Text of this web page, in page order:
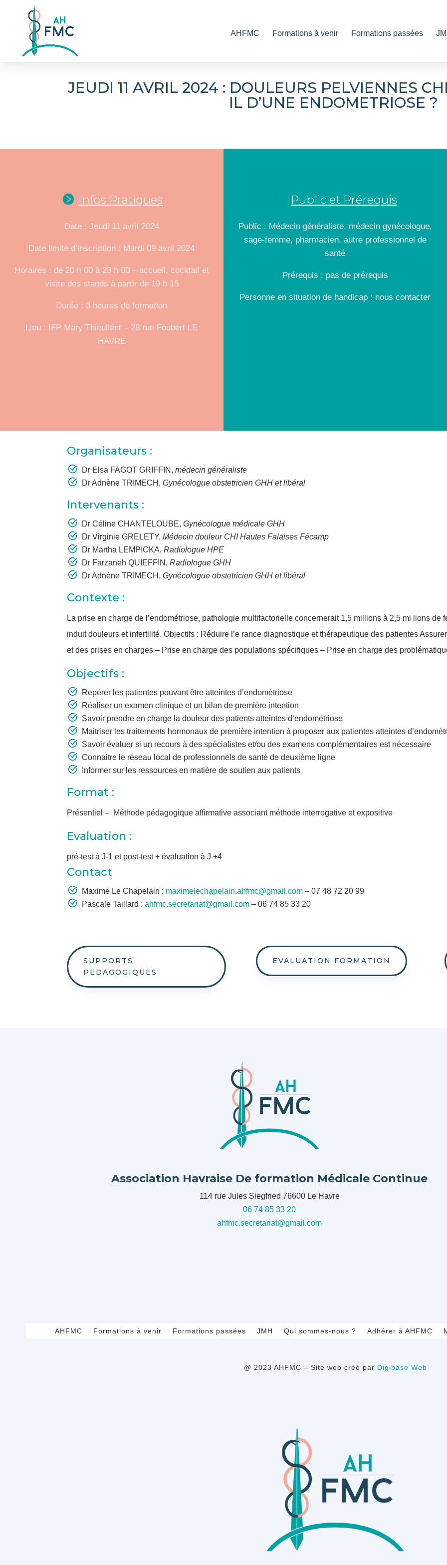
AHFMC Formations à venir Formations passées
JEUDI 11 AVRIL 2024 : DOULEURS PELVIENNES
IL D’UNE ENDOMETRIOSE ?
Infos Pratiques
Date : Jeudi 11 avril 2024
Date limite d’inscription : Mardi 09 avril 2024
Horaires : de 20 h 00 à 23 h 00 – accueil, cocktail et
visite des stands à partir de 19 h 15
Durée : 3 heures de formation
Lieu : IFP Mary Thieullent – 28 rue Foubert LE
HAVRE
Public et Prérequis
Public : Médecin généraliste, médecin gynécologue,
sage-femme, pharmacien, autre professionnel de
santé
Prérequis : pas de prérequis
Personne en situation de handicap : nous contacter
Organisateurs :
Dr Elsa FAGOT GRIFFIN,médecin généraliste
Dr Adnène TRIMECH,Gynécologue obstetricien GHH et libéral
Intervenants :
Dr Céline CHANTELOUBE, Gynécologue médicale GHH
Dr Virginie GRELETY,Médecin douleur CHI Hautes Falaises Fécamp
Dr Martha LEMPICKA,Radiologue HPE
Dr Farzaneh QUIEFFIN,Radiologue GHH
Dr Adnène TRIMECH,Gynécologue obstetricien GHH et libéral
Contexte :
La prise en charge de l’endométriose, pathologie multifactorielle concernerait 1,5 millions à 2,5 mi lions de
induit douleurs et infertilité. Objectifs : Réduire l’e rance diagnostique et thérapeutique des patientes
et des prises en charges – Prise en charge des populations spécifiques – Prise en charge des
Objectifs :
Repérer les patientes pouvant être atteintes d’endométriose
Réaliser un examen clinique et un bilan de première intention
Savoir prendre en charge la douleur des patients atteintes d’endométriose
Maitriser les traitements hormonaux de première intention à proposer aux patientes atteintes
Savoir évaluer si un recours à des spécialistes et/ou des examens complémentaires est nécessaire
Connaitre le réseau local de professionnels de santé de deuxième ligne
Informer sur les ressources en matière de soutien aux patients
Format :
Présentiel – Méthode pédagogique affirmative associant méthode interrogative et expositive
Evaluation :
pré-test à J-1 et post-test + évaluation à J +4
Contact
Maxime Le Chapelain : maximelechapelain.ahfmc@gmail.com – 07 48 72 20 99
Pascale Taillard :ahfmc.secretariat@gmail.com – 06 74 85 33 20
SUPPORTS
PEDAGOGIQUES
EVALUATION FORMATION
Association Havraise De formation Médicale Continue
114 rue Jules Siegfried 76600 Le Havre
06 74 85 33 20
ahfmc.secretariat@gmail.com
AHFMC Formations à venir Formations passées JMH Qui sommes-nous ? Adhérer à AHFMC
@ 2023 AHFMC – Site web créé par Digibase Web